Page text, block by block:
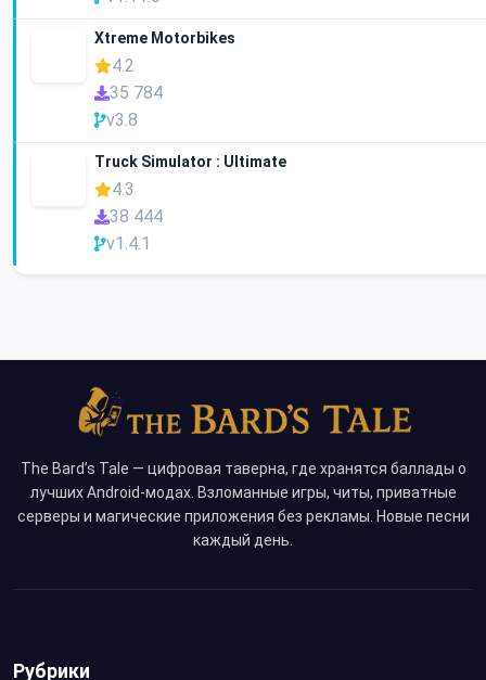
Xtreme Motorbikes
4.2
35 784
v3.8
Truck Simulator : Ultimate
4.3
38 444
v1.4.1
The Bard’s Tale — цифровая таверна, где хранятся баллады о
лучших Android-модах. Взломанные игры, читы, приватные
серверы и магические приложения без рекламы. Новые песни
каждый день.
Рубрики